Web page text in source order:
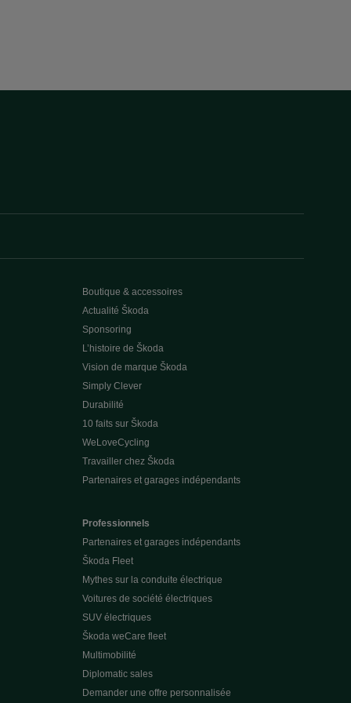
Boutique & accessoires
Actualité Škoda
Sponsoring
L’histoire de Škoda
Vision de marque Škoda
Simply Clever
Durabilité
10 faits sur Škoda
WeLoveCycling
Travailler chez Škoda
Partenaires et garages indépendants
Professionnels
Partenaires et garages indépendants
Škoda Fleet
Mythes sur la conduite électrique
Voitures de société électriques
SUV électriques
Škoda weCare fleet
Multimobilité
Diplomatic sales
Demander une offre personnalisée